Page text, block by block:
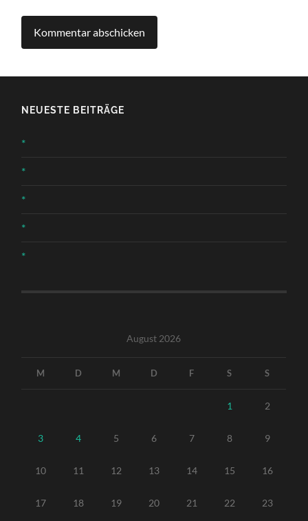
NEUESTE BEITRÄGE
*
*
*
*
*
August 2026
M D M D F S S
1 2
3 4 5 6 7 8 9
10 11 12 13 14 15 16
17 18 19 20 21 22 23